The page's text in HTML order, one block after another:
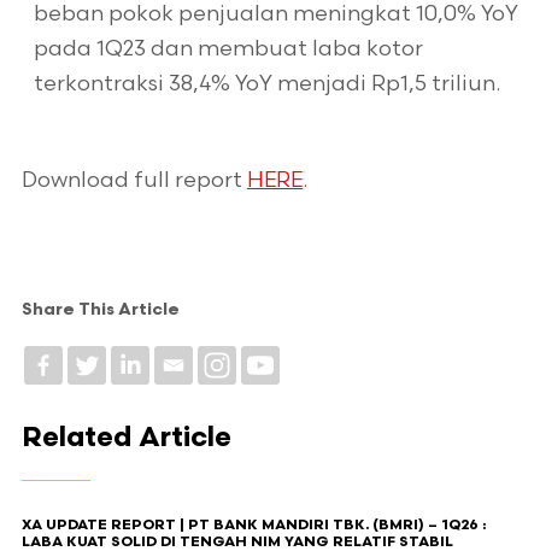
beban pokok penjualan meningkat 10,0% YoY
pada 1Q23 dan membuat laba kotor
terkontraksi 38,4% YoY menjadi Rp1,5 triliun.
Download full report HERE.
Share This Article
Related Article
XA UPDATE REPORT | PT BANK MANDIRI TBK. (BMRI) – 1Q26 :
LABA KUAT SOLID DI TENGAH NIM YANG RELATIF STABIL